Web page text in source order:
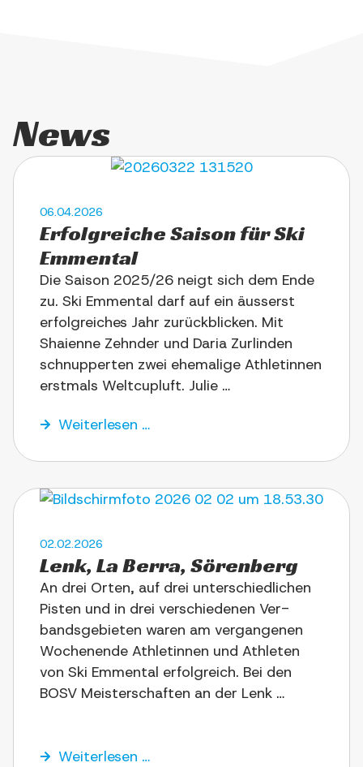
News
06.04.2026
Erfolg­rei­che Sai­son für Ski
Emmental
Die Sai­son 2025/​26 neigt sich dem Ende
zu. Ski Emmen­tal darf auf ein äus­serst
erfolg­rei­ches Jahr zurück­blicken. Mit
Shai­en­ne Zehn­der und Daria Zur­lin­den
schnup­per­ten zwei ehe­ma­li­ge Ath­le­tin­nen
erst­mals Welt­cupluft. Julie …
Wei­ter­le­sen …
02.02.2026
Lenk, La Ber­ra, Sörenberg
An drei Orten, auf drei unter­schied­li­chen
Pisten und in drei ver­schie­de­nen Ver­
bands­ge­bie­ten waren am ver­gan­ge­nen
Wochen­en­de Ath­le­tin­nen und Ath­le­ten
von Ski Emmen­tal erfolg­reich. Bei den
BOSV Mei­ster­schaf­ten an der Lenk …
Wei­ter­le­sen …